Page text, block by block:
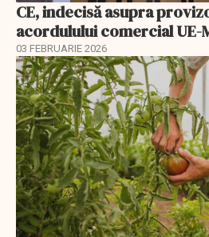
CE, indecisă asupra
acordulului comercial UE-
03 FEBRUARIE 2026